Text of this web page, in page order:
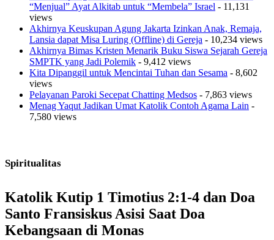
“Menjual” Ayat Alkitab untuk “Membela” Israel - 11,131
views
Akhirnya Keuskupan Agung Jakarta Izinkan Anak, Remaja,
Lansia dapat Misa Luring (Offline) di Gereja - 10,234 views
Akhirnya Bimas Kristen Menarik Buku Siswa Sejarah Gereja
SMPTK yang Jadi Polemik - 9,412 views
Kita Dipanggil untuk Mencintai Tuhan dan Sesama - 8,602
views
Pelayanan Paroki Secepat Chatting Medsos - 7,863 views
Menag Yaqut Jadikan Umat Katolik Contoh Agama Lain -
7,580 views
Spiritualitas
Katolik Kutip 1 Timotius 2:1-4 dan Doa
Santo Fransiskus Asisi Saat Doa
Kebangsaan di Monas